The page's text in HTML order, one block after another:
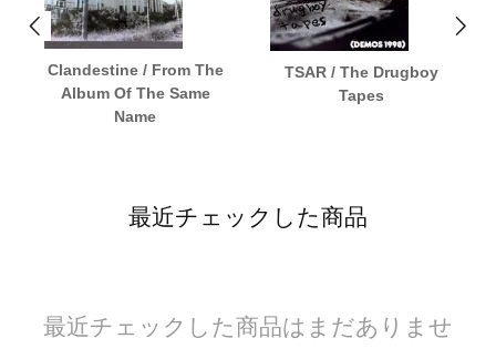
Clandestine / From The
Album Of The Same
Name
TSAR / The Drugboy
Tapes
最近チェックした商品
最近チェックした商品はまだありませ